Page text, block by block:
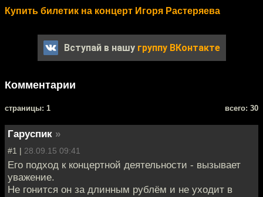
Купить билетик на концерт Игоря Растеряева
Вступай в нашу группу ВКонтакте
Комментарии
cтраницы: 1 всего: 30
Гаруспик »
#1 | 28.09.15 09:41
Его подход к концертной деятельности - вызывает
уважение.
Не гонится он за длинным рублём и не уходит в